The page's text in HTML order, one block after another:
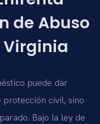
de Abuso
Virginia
puede dar
protección civil, sino
Bajo la ley de